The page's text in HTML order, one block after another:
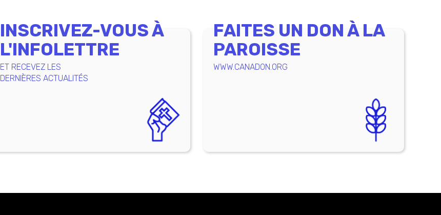
INSCRIVEZ-VOUS À
L'INFOLETTRE
ET RECEVEZ LES
DERNIÈRES ACTUALITÉS
FAITES UN DON À LA
PAROISSE
WWW.CANADON.ORG